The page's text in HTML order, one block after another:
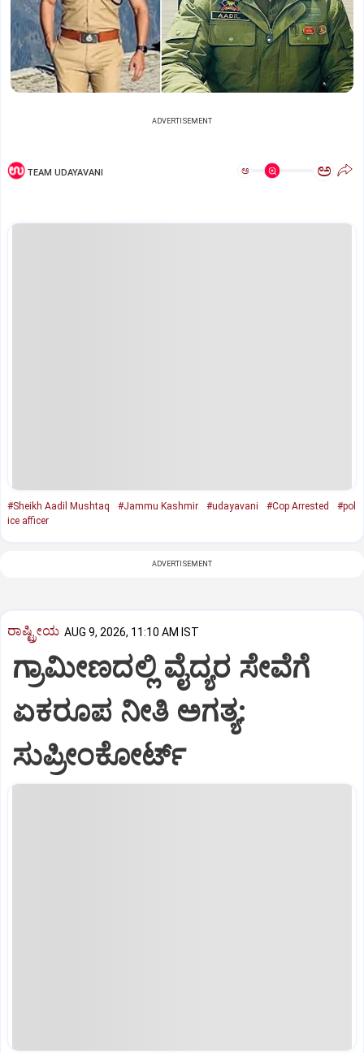
ADVERTISEMENT
TEAM UDAYAVANI ಅ ಅ
#Sheikh Aadil Mushtaq #Jammu Kashmir #udayavani #Cop Arrested
#pol
ice afficer
ADVERTISEMENT
ರಾಷ್ಟ್ರೀಯ AUG 9, 2026, 11:10 AM IST
ಗ್ರಾಮೀಣದಲ್ಲಿ ವೈದ್ಯರ ಸೇವೆಗೆ
ಏಕರೂಪ ನೀತಿ ಅಗತ್ಯ:
ಸುಪ್ರೀಂಕೋರ್ಟ್‌